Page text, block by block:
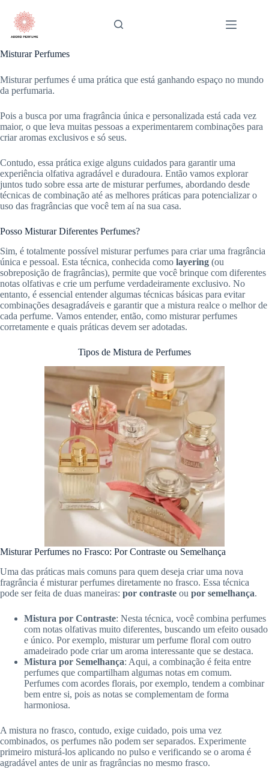
para
conteúdo
Misturar Perfumes
Misturar perfumes é uma prática que está ganhando espaço no mundo
da perfumaria.
Pois a busca por uma fragrância única e personalizada está cada vez
maior, o que leva muitas pessoas a experimentarem combinações para
criar aromas exclusivos e só seus.
Contudo, essa prática exige alguns cuidados para garantir uma
experiência olfativa agradável e duradoura. Então vamos explorar
juntos tudo sobre essa arte de misturar perfumes, abordando desde
técnicas de combinação até as melhores práticas para potencializar o
uso das fragrâncias que você tem aí na sua casa.
Posso Misturar Diferentes Perfumes?
Sim, é totalmente possível misturar perfumes para criar uma fragrância
única e pessoal. Esta técnica, conhecida como layering (ou
sobreposição de fragrâncias), permite que você brinque com diferentes
notas olfativas e crie um perfume verdadeiramente exclusivo. No
entanto, é essencial entender algumas técnicas básicas para evitar
combinações desagradáveis e garantir que a mistura realce o melhor de
cada perfume. Vamos entender, então, como misturar perfumes
corretamente e quais práticas devem ser adotadas.
Tipos de Mistura de Perfumes
Misturar Perfumes no Frasco: Por Contraste ou Semelhança
Uma das práticas mais comuns para quem deseja criar uma nova
fragrância é misturar perfumes diretamente no frasco. Essa técnica
pode ser feita de duas maneiras: por contraste ou por semelhança.
Mistura por Contraste: Nesta técnica, você combina perfumes
com notas olfativas muito diferentes, buscando um efeito ousado
e único. Por exemplo, misturar um perfume floral com outro
amadeirado pode criar um aroma interessante que se destaca.
Mistura por Semelhança: Aqui, a combinação é feita entre
perfumes que compartilham algumas notas em comum.
Perfumes com acordes florais, por exemplo, tendem a combinar
bem entre si, pois as notas se complementam de forma
harmoniosa.
A mistura no frasco, contudo, exige cuidado, pois uma vez
combinados, os perfumes não podem ser separados. Experimente
primeiro misturá-los aplicando no pulso e verificando se o aroma é
agradável antes de unir as fragrâncias no mesmo frasco.